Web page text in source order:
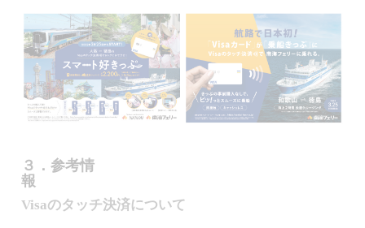
３．参考情
報
Visaのタッチ決済について